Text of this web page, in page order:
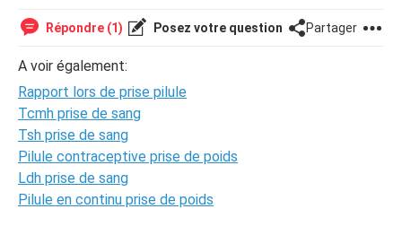
Répondre (1) Posez votre question Partager
A voir également:
Rapport lors de prise pilule
Tcmh prise de sang
Tsh prise de sang
Pilule contraceptive prise de poids
Ldh prise de sang
Pilule en continu prise de poids